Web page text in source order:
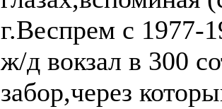
г.Веспрем с 1977-
ж/д вокзал в 300
забор,через